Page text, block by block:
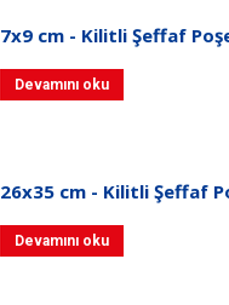
7x9 cm - Kilitli Şeffaf
Devamını oku
26x35 cm - Kilitli Şeffaf
Devamını oku